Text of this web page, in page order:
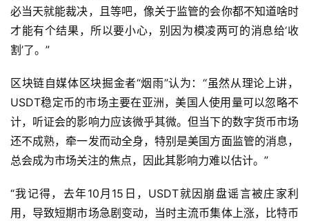
必当天就能裁决，且等吧，像关于监管的会你都不知道啥时
才能有个结果，所以要小心，别因为模凌两可的消息给‘收
割’了。”
区块链自媒体区块掘金者“烟雨”认为：“虽然从理论上讲，
USDT稳定币的市场主要在亚洲，美国人使用量可以忽略不
计，听证会的影响力应该微乎其微。但当下的数字货币市场
还不成熟，牵一发而动全身，特别是美国方面监管的消息，
总会成为市场关注的焦点，因此其影响力难以估计。”
“我记得，去年10月15日，USDT就因崩盘谣言被庄家利
用，导致短期市场急剧变动，当时主流币集体上涨，比特币